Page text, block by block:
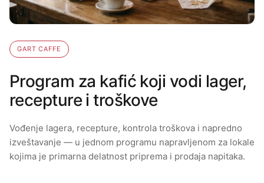
GART CAFFE
Program za kafić koji vodi lager,
recepture i troškove
Vođenje lagera, recepture, kontrola troškova i napredno
izveštavanje — u jednom programu napravljenom za lokale
kojima je primarna delatnost priprema i prodaja napitaka.